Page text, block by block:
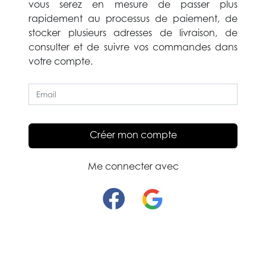
vous serez en mesure de passer plus
rapidement au processus de paiement, de
stocker plusieurs adresses de livraison, de
consulter et de suivre vos commandes dans
votre compte.
Créer mon compte
Me connecter avec